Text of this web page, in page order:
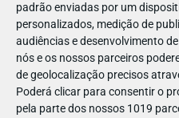
padrão enviadas por um
personalizados, medição de
audiências e desenvolvimento
nós e os nossos parceiros
de geolocalização precisos
Poderá clicar para consentir o
pela parte dos nossos 1019
🤫 Dê a conhecer